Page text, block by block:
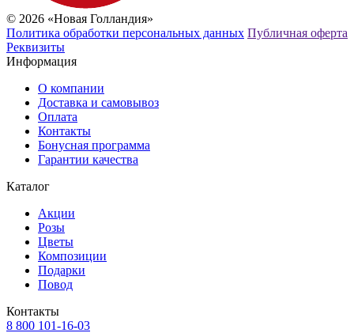
© 2026 «Новая Голландия»
Политика обработки персональных данных Публичная оферта
Реквизиты
Информация
О компании
Доставка и самовывоз
Оплата
Контакты
Бонусная программа
Гарантии качества
Каталог
Акции
Розы
Цветы
Композиции
Подарки
Повод
Контакты
8 800 101-16-03